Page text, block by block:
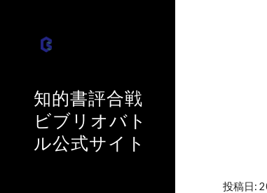
知的書評合戦
ビブリオバト
ル公式サイト
投稿日: